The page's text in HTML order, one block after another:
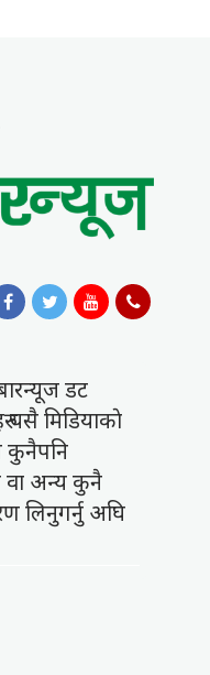
डट
यसै मिडियाकाे
कुनैपनि
वा अन्य कुनै
लिनुगर्नु अघि